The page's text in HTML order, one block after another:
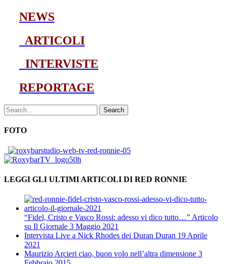
NEWS
ARTICOLI
INTERVISTE
REPORTAGE
Search
FOTO
LEGGI GLI ULTIMI ARTICOLI DI RED RONNIE
“Fidel, Cristo e Vasco Rossi: adesso vi dico tutto…” Articolo
su Il Giornale 3 Maggio 2021
Intervista Live a Nick Rhodes dei Duran Duran 19 Aprile
2021
Maurizio Arcieri ciao, buon volo nell’altra dimensione 3